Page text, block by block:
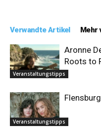
Verwandte Artikel Mehr
Veranstaltungstipps
Aronne
Roots to
Veranstaltungstipps